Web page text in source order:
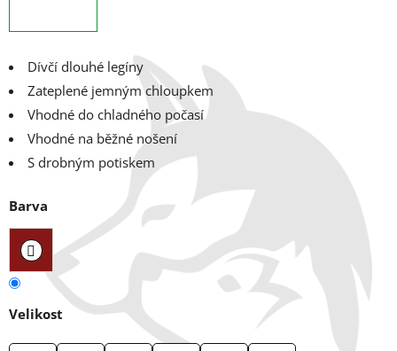
Dívčí dlouhé legíny
Zateplené jemným chloupkem
Vhodné do chladného počasí
Vhodné na běžné nošení
S drobným potiskem
Barva
Velikost